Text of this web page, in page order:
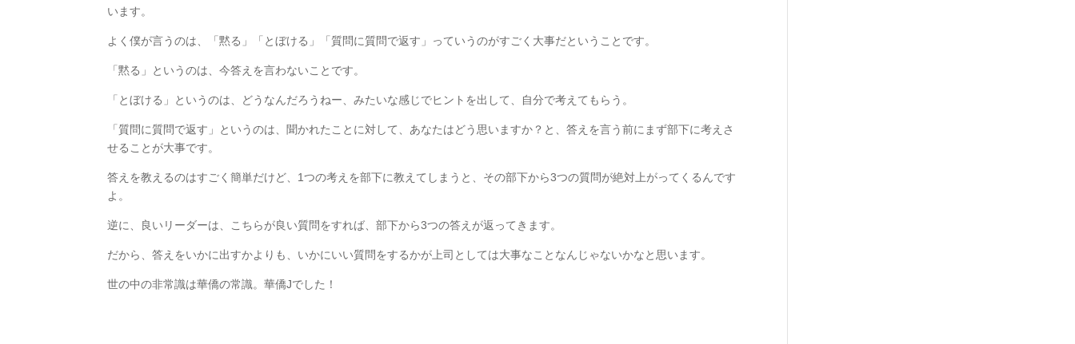
います。
よく僕が言うのは、「黙る」「とぼける」「質問に質問で返す」っていうのがすごく大事だということです。
「黙る」というのは、今答えを言わないことです。
「とぼける」というのは、どうなんだろうねー、みたいな感じでヒントを出して、自分で考えてもらう。
「質問に質問で返す」というのは、聞かれたことに対して、あなたはどう思いますか？と、答えを言う前にまず部下に考えさ
せることが大事です。
答えを教えるのはすごく簡単だけど、1つの考えを部下に教えてしまうと、その部下から3つの質問が絶対上がってくるんです
よ。
逆に、良いリーダーは、こちらが良い質問をすれば、部下から3つの答えが返ってきます。
だから、答えをいかに出すかよりも、いかにいい質問をするかが上司としては大事なことなんじゃないかなと思います。
世の中の非常識は華僑の常識。華僑Jでした！